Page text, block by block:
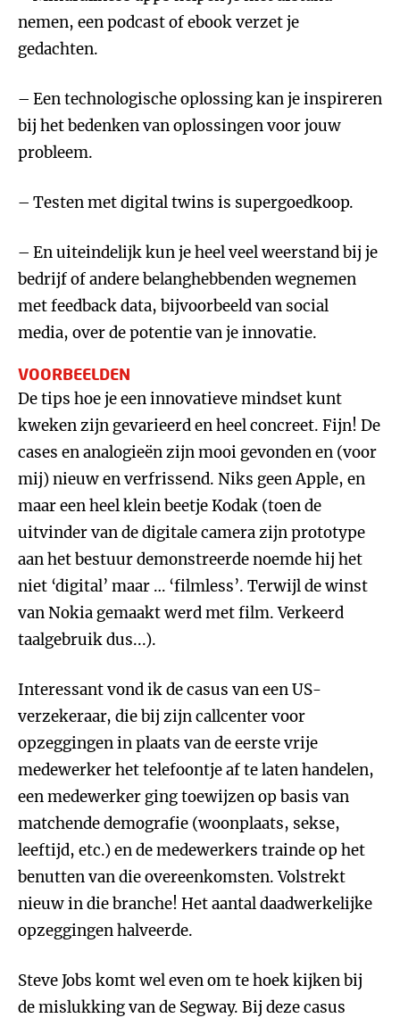
nemen, een podcast of ebook verzet je
gedachten.
– Een technologische oplossing kan je inspireren
bij het bedenken van oplossingen voor jouw
probleem.
– Testen met digital twins is supergoedkoop.
– En uiteindelijk kun je heel veel weerstand bij je
bedrijf of andere belanghebbenden wegnemen
met feedback data, bijvoorbeeld van social
media, over de potentie van je innovatie.
VOORBEELDEN
De tips hoe je een innovatieve mindset kunt
kweken zijn gevarieerd en heel concreet. Fijn! De
cases en analogieën zijn mooi gevonden en (voor
mij) nieuw en verfrissend. Niks geen Apple, en
maar een heel klein beetje Kodak (toen de
uitvinder van de digitale camera zijn prototype
aan het bestuur demonstreerde noemde hij het
niet ‘digital’ maar … ‘filmless’. Terwijl de winst
van Nokia gemaakt werd met film. Verkeerd
taalgebruik dus...).
Interessant vond ik de casus van een US-
verzekeraar, die bij zijn callcenter voor
opzeggingen in plaats van de eerste vrije
medewerker het telefoontje af te laten handelen,
een medewerker ging toewijzen op basis van
matchende demografie (woonplaats, sekse,
leeftijd, etc.) en de medewerkers trainde op het
benutten van die overeenkomsten. Volstrekt
nieuw in die branche! Het aantal daadwerkelijke
opzeggingen halveerde.
Steve Jobs komt wel even om te hoek kijken bij
de mislukking van de Segway. Bij deze casus